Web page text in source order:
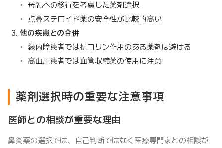
母乳への移行を考慮した薬剤選択
点鼻ステロイド薬の安全性が比較的高い
他の疾患との合併
緑内障患者では抗コリン作用のある薬剤は避ける
高血圧患者では血管収縮薬の使用に注意
薬剤選択時の重要な注意事項
医師との相談が重要な理由
鼻炎薬の選択では、自己判断ではなく医療専門家との相談が